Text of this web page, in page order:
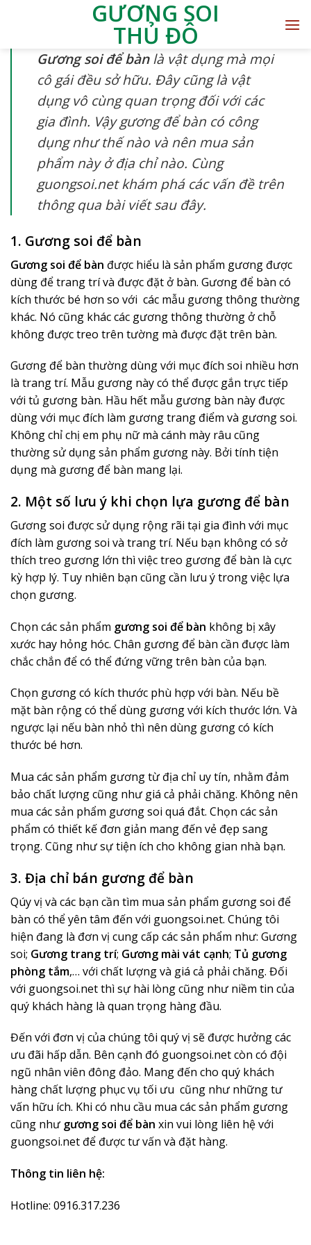
GƯƠNG SOI
THỦ ĐÔ
Gương soi để bànlà vật dụng mà mọi
cô gái đều sở hữu. Đây cũng là vật
dụng vô cùng quan trọng đối với các
gia đình. Vậy gương để bàn có công
dụng như thế nào và nên mua sản
phẩm này ở địa chỉ nào. Cùng
guongsoi.net khám phá các vấn đề trên
thông qua bài viết sau đây.
1. Gương soi để bàn
Gương soi để bàn được hiểu là sản phẩm gương được
dùng để trang trí và được đặt ở bàn. Gương để bàn có
kích thước bé hơn so với các mẫu gương thông thường
khác. Nó cũng khác các gương thông thường ở chỗ
không được treo trên tường mà được đặt trên bàn.
Gương để bàn thường dùng với mục đích soi nhiều hơn
là trang trí. Mẫu gương này có thể được gắn trực tiếp
với tủ gương bàn. Hầu hết mẫu gương bàn này được
dùng với mục đích làm gương trang điểm và gương soi.
Không chỉ chị em phụ nữ mà cánh mày râu cũng
thường sử dụng sản phẩm gương này. Bởi tính tiện
dụng mà gương để bàn mang lại.
2. Một số lưu ý khi chọn lựa gương để bàn
Gương soi được sử dụng rộng rãi tại gia đình với mục
đích làm gương soi và trang trí. Nếu bạn không có sở
thích treo gương lớn thì việc treo gương để bàn là cực
kỳ hợp lý. Tuy nhiên bạn cũng cần lưu ý trong việc lựa
chọn gương.
Chọn các sản phẩm gương soi để bàn không bị xây
xước hay hỏng hóc. Chân gương để bàn cần được làm
chắc chắn để có thể đứng vững trên bàn của bạn.
Chọn gương có kích thước phù hợp với bàn. Nếu bề
mặt bàn rộng có thể dùng gương với kích thước lớn. Và
ngược lại nếu bàn nhỏ thì nên dùng gương có kích
thước bé hơn.
Mua các sản phẩm gương từ địa chỉ uy tín, nhằm đảm
bảo chất lượng cũng như giá cả phải chăng. Không nên
mua các sản phẩm gương soi quá đắt. Chọn các sản
phẩm có thiết kế đơn giản mang đến vẻ đẹp sang
trọng. Cũng như sự tiện ích cho không gian nhà bạn.
3. Địa chỉ bán gương để bàn
Qúy vị và các bạn cần tìm mua sản phẩm gương soi để
bàn có thể yên tâm đến với guongsoi.net. Chúng tôi
hiện đang là đơn vị cung cấp các sản phẩm như: Gương
soi; Gương trang trí; Gương mài vát cạnh; Tủ gương
phòng tắm,… với chất lượng và giá cả phải chăng. Đối
với guongsoi.net thì sự hài lòng cũng như niềm tin của
quý khách hàng là quan trọng hàng đầu.
Đến với đơn vị của chúng tôi quý vị sẽ được hưởng các
ưu đãi hấp dẫn. Bên cạnh đó guongsoi.net còn có đội
ngũ nhân viên đông đảo. Mang đến cho quý khách
hàng chất lượng phục vụ tối ưu cũng như những tư
vấn hữu ích. Khi có nhu cầu mua các sản phẩm gương
cũng như gương soi để bàn xin vui lòng liên hệ với
guongsoi.net để được tư vấn và đặt hàng.
Thông tin liên hệ:
Hotline: 0916.317.236